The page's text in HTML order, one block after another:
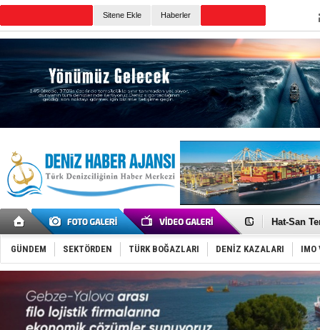
Sitene Ekle Haberler
Türk
Hat-San
Med
Tekne, su
Dışişleri
Depo ve
GÜNDEM SEKTÖRDEN TÜRK BOĞAZLARI DENİZ KAZALARI IMO